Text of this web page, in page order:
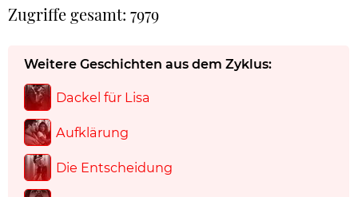
Zugriffe gesamt: 7979
Weitere Geschichten aus dem Zyklus:
Dackel für Lisa
Aufklärung
Die Entscheidung